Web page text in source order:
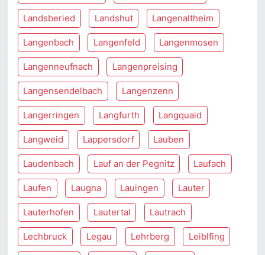
Landsberied Landshut Langenaltheim
Langenbach Langenfeld Langenmosen
Langenneufnach Langenpreising
Langensendelbach Langenzenn
Langerringen Langfurth Langquaid
Langweid Lappersdorf Lauben
Laudenbach Lauf an der Pegnitz Laufach
Laufen Laugna Lauingen Lauter
Lauterhofen Lautertal Lautrach
Lechbruck Legau Lehrberg Leiblfing